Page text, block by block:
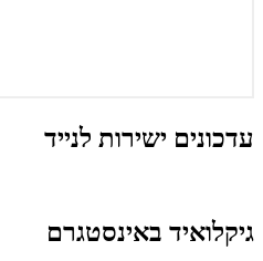
עדכונים ישירות לנייד
גיקלואיד באינסטגרם